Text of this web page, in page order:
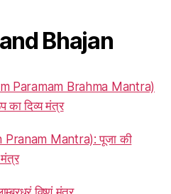
Bhajan
Paramam Brahma Mantra)
का दिव्य मंत्र
Pranam Mantra): पूजा की